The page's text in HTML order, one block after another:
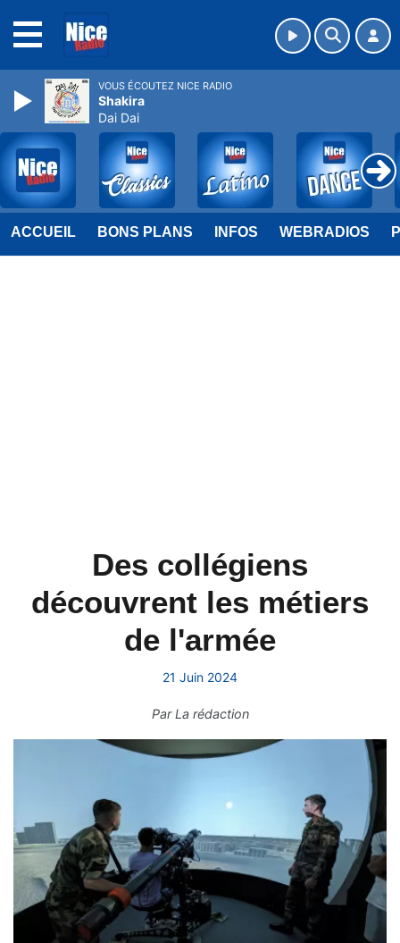
ACCUEIL BONS PLANS INFOS WEBRADIOS
Des collégiens
découvrent les métiers
de l'armée
21 Juin 2024
ParLa rédaction
VOUS ÉCOUTEZ NICE RADIO
Shakira
Dai Dai